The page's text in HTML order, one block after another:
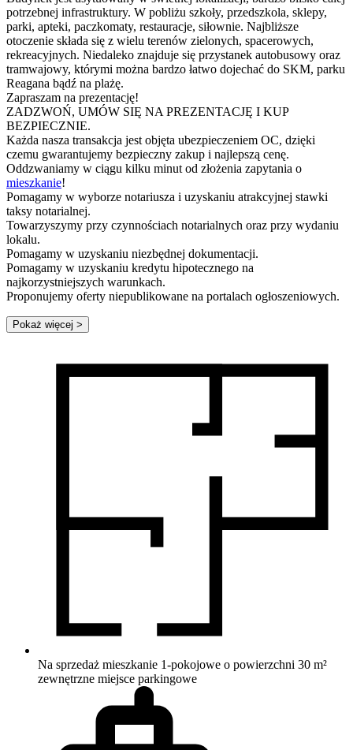
potrzebnej infrastruktury. W pobliżu szkoły, przedszkola, sklepy,
parki, apteki, paczkomaty, restauracje, siłownie. Najbliższe
otoczenie składa się z wielu terenów zielonych, spacerowych,
rekreacyjnych. Niedaleko znajduje się przystanek autobusowy oraz
tramwajowy, którymi można bardzo łatwo dojechać do SKM, parku
Reagana bądź na plażę.
Zapraszam na prezentację!
ZADZWOŃ, UMÓW SIĘ NA PREZENTACJĘ I KUP
BEZPIECZNIE.
Każda nasza transakcja jest objęta ubezpieczeniem OC, dzięki
czemu gwarantujemy bezpieczny zakup i najlepszą cenę.
Oddzwaniamy w ciągu kilku minut od złożenia zapytania o
mieszkanie!
Pomagamy w wyborze notariusza i uzyskaniu atrakcyjnej stawki
taksy notarialnej.
Towarzyszymy przy czynnościach notarialnych oraz przy wydaniu
lokalu.
Pomagamy w uzyskaniu niezbędnej dokumentacji.
Pomagamy w uzyskaniu kredytu hipotecznego na
najkorzystniejszych warunkach.
Proponujemy oferty niepublikowane na portalach ogłoszeniowych.
Pokaż więcej >
Na sprzedaż mieszkanie 1-pokojowe o powierzchni 30 m²
zewnętrzne miejsce parkingowe